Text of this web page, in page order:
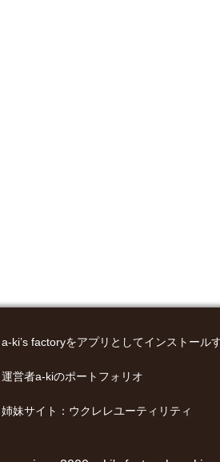
a-ki’s factoryをアプリとしてインストール
運営者a-kiのポートフォリオ
姉妹サイト： ウクレレユーティリティ